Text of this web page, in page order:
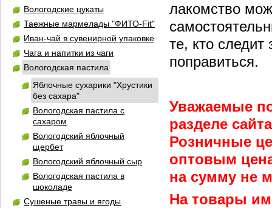
Вологодские цукаты
Таежные мармелады "ФИТО-Fit"
Иван-чай в сувенирной упаковке
Чага и напитки из чаги
Вологодская пастила
Яблочные сухарики "Хрустики
без сахара"
Вологодская пастила с
сахаром
Вологодский яблочный
щербет
Вологодский яблочный сыр
Вологодская пастила в
шоколаде
Сушеные травы и ягоды
лакомство
те, кто
поправиться.
Уважаемые
разделе
Розничные
оптовым
на сумму не
На товары